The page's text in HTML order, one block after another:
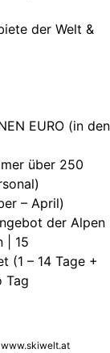
der Welt &
EURO (in den
über 250
– April)
der Alpen
| 15
(1 – 14 Tage +
Tag
www.skiwelt.at